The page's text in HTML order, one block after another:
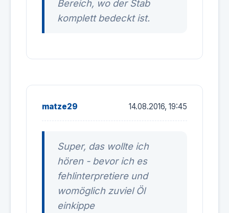
Bereich, wo der Stab
komplett bedeckt ist.
matze29 14.08.2016, 19:45
Super, das wollte ich
hören - bevor ich es
fehlinterpretiere und
womöglich zuviel Öl
einkippe